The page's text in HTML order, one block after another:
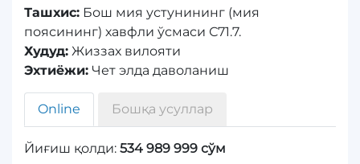
Ташхис: Бош мия устунининг (мия
поясининг) хавфли ўсмаси С71.7.
Худуд: Жиззах вилояти
Эхтиёжи: Чет элда даволаниш
Online Бошқа усуллар
Йиғиш қолди: 534 989 999 сўм